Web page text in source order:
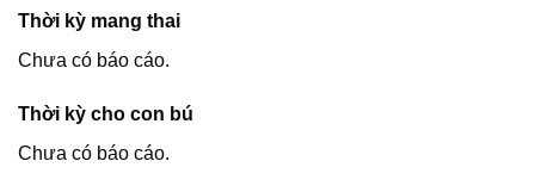
Thời kỳ mang thai
Chưa có báo cáo.
Thời kỳ cho con bú
Chưa có báo cáo.